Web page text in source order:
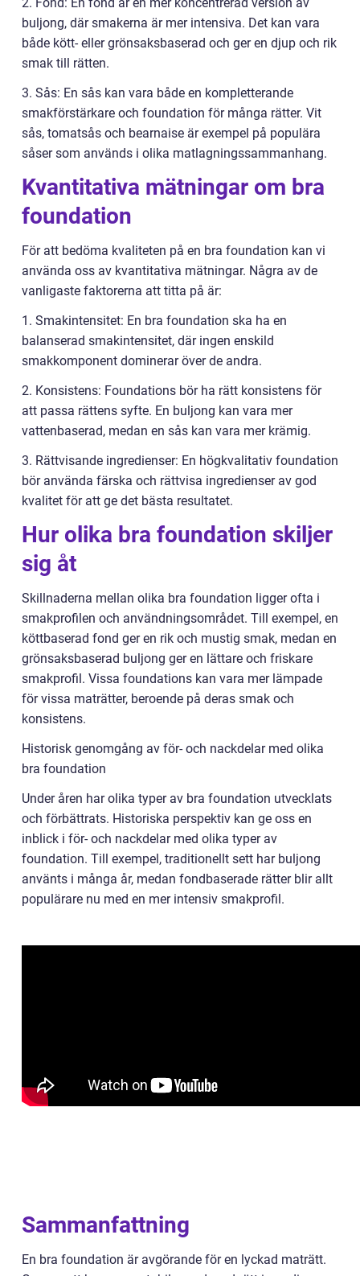
2. Fond: En fond är en mer koncentrerad version av
buljong, där smakerna är mer intensiva. Det kan vara
både kött- eller grönsaksbaserad och ger en djup och rik
smak till rätten.
3. Sås: En sås kan vara både en kompletterande
smakförstärkare och foundation för många rätter. Vit
sås, tomatsås och bearnaise är exempel på populära
såser som används i olika matlagningssammanhang.
Kvantitativa mätningar om bra
foundation
För att bedöma kvaliteten på en bra foundation kan vi
använda oss av kvantitativa mätningar. Några av de
vanligaste faktorerna att titta på är:
1. Smakintensitet: En bra foundation ska ha en
balanserad smakintensitet, där ingen enskild
smakkomponent dominerar över de andra.
2. Konsistens: Foundations bör ha rätt konsistens för
att passa rättens syfte. En buljong kan vara mer
vattenbaserad, medan en sås kan vara mer krämig.
3. Rättvisande ingredienser: En högkvalitativ foundation
bör använda färska och rättvisa ingredienser av god
kvalitet för att ge det bästa resultatet.
Hur olika bra foundation skiljer
sig åt
Skillnaderna mellan olika bra foundation ligger ofta i
smakprofilen och användningsområdet. Till exempel, en
köttbaserad fond ger en rik och mustig smak, medan en
grönsaksbaserad buljong ger en lättare och friskare
smakprofil. Vissa foundations kan vara mer lämpade
för vissa maträtter, beroende på deras smak och
konsistens.
Historisk genomgång av för- och nackdelar med olika
bra foundation
Under åren har olika typer av bra foundation utvecklats
och förbättrats. Historiska perspektiv kan ge oss en
inblick i för- och nackdelar med olika typer av
foundation. Till exempel, traditionellt sett har buljong
använts i många år, medan fondbaserade rätter blir allt
populärare nu med en mer intensiv smakprofil.
Sammanfattning
En bra foundation är avgörande för en lyckad maträtt.